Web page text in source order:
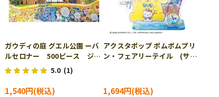
ガウディの庭 グエル公園 ーバ
ルセロナー 500ピース ジグ
ソーパズル APP-500-342
5.0 (1)
1,540円
アクスタポップ ポムポムプリ
ン・フェアリーテイル (サン
1,694円